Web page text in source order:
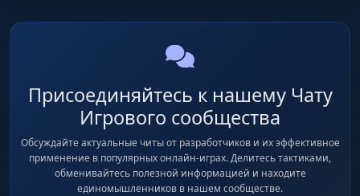
Присоединяйтесь к нашему Чату
Игрового сообщества
Обсуждайте актуальные читы от разработчиков и их эффективное
применение в популярных онлайн-играх. Делитесь тактиками,
обменивайтесь полезной информацией и находите
единомышленников в нашем сообществе.